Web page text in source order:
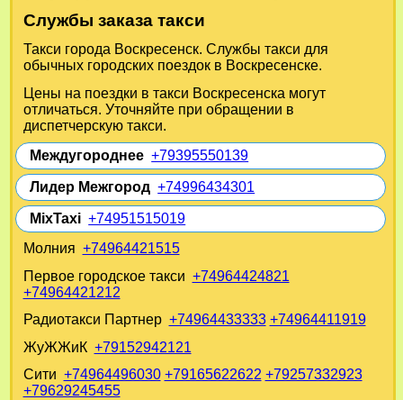
Службы заказа такси
Такси города Воскресенск. Службы такси для
обычных городских поездок в Воскресенске.
Цены на поездки в такси Воскресенска могут
отличаться. Уточняйте при обращении в
диспетчерскую такси.
Междугороднее+79395550139
Лидер Межгород+74996434301
MixTaxi+74951515019
Молния +74964421515
Первое городское такси +74964424821
+74964421212
Радиотакси Партнер +74964433333 +74964411919
ЖуЖЖиК +79152942121
Сити +74964496030 +79165622622 +79257332923
+79629245455